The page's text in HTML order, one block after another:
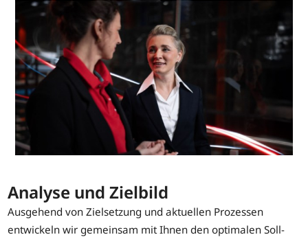
Analyse und Zielbild
Ausgehend von Zielsetzung und aktuellen Prozessen
entwickeln wir gemeinsam mit Ihnen den optimalen Soll-